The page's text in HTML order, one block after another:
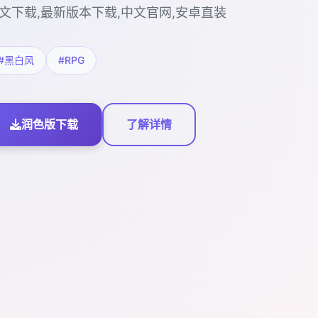
下载,最新版本下载,中文官网,安卓直装
黑白风 #RPG
润色版下载 了解详情